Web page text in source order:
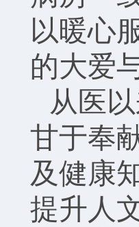
以暖心
的大爱
从医
甘于奉
及健康
提升人